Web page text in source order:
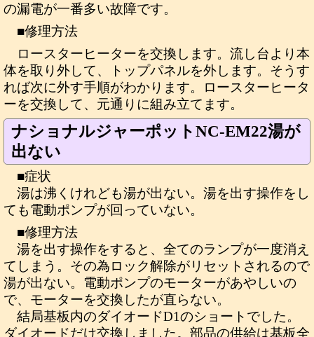
の漏電が一番多い故障です。
■修理方法
ロースターヒーターを交換します。流し台より本
体を取り外して、トップパネルを外します。そうす
れば次に外す手順がわかります。ロースターヒータ
ーを交換して、元通りに組み立てます。
ナショナルジャーポットNC-EM22湯が
出ない
■症状
湯は沸くけれども湯が出ない。湯を出す操作をし
ても電動ポンプが回っていない。
■修理方法
湯を出す操作をすると、全てのランプが一度消え
てしまう。その為ロック解除がリセットされるので
湯が出ない。電動ポンプのモーターがあやしいの
で、モーターを交換したが直らない。
結局基板内のダイオードD1のショートでした。
ダイオードだけ交換しました。部品の供給は基板全